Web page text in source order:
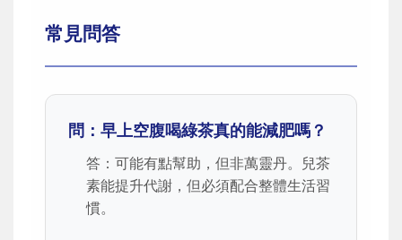
常見問答
問：早上空腹喝綠茶真的能減肥嗎？
答：可能有點幫助，但非萬靈丹。兒茶
素能提升代謝，但必須配合整體生活習
慣。